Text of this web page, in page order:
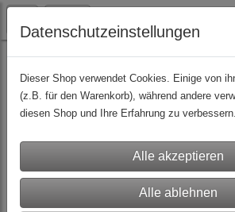
Feilen / Buffer(8)
Datenschutzeinstellungen
Dieser Shop verwendet Cookies. Einige von
(z.B. für den Warenkorb), während andere
diesen Shop und Ihre Erfahrung zu verbessern.